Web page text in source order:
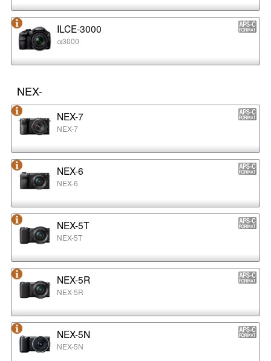
ILCE-3000
α3000
NEX-
NEX-7
NEX-7
NEX-6
NEX-6
NEX-5T
NEX-5T
NEX-5R
NEX-5R
NEX-5N
NEX-5N